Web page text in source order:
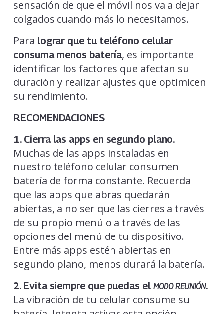
sensación de que el móvil nos va a dejar
colgados cuando más lo necesitamos.
Para lograr que tu teléfono celular
consuma menos batería, es importante
identificar los factores que afectan su
duración y realizar ajustes que optimicen
su rendimiento.
RECOMENDACIONES
1. Cierra las apps en segundo plano.
Muchas de las apps instaladas en
nuestro teléfono celular consumen
batería de forma constante. Recuerda
que las apps que abras quedarán
abiertas, a no ser que las cierres a través
de su propio menú o a través de las
opciones del menú de tu dispositivo.
Entre más apps estén abiertas en
segundo plano, menos durará la batería.
2. Evita siempre que puedas el MODO REUNIÓN.
La vibración de tu celular consume su